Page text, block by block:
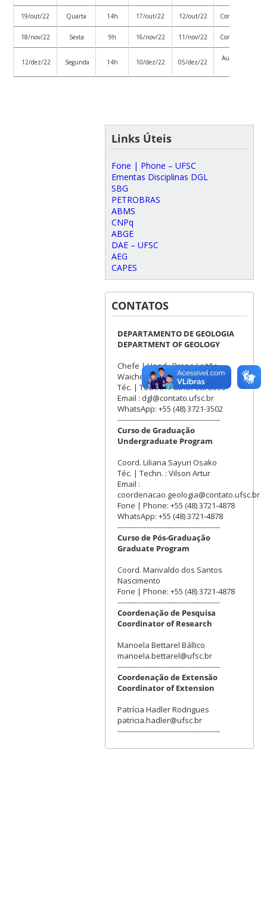
19/out/22 Quarta 14h 17/out/22 12/out/22 Conferenciaweb
18/nov/22 Sexta 9h 16/nov/22 11/nov/22 Conferenciaweb
12/dez/22 Segunda 14h 10/dez/22 05/dez/22
Auditório Bloco
Links Úteis
Fone | Phone – UFSC
Ementas Disciplinas DGL
SBG
PETROBRAS
ABMS
CNPq
ABGE
DAE – UFSC
AEG
CAPES
CONTATOS
DEPARTAMENTO DE GEOLOGIA
DEPARTMENT OF GEOLOGY
Chefe | Head : Breno Leitão
Waichel
Téc. | Techn. : Patrick Cardoso
Email : dgl@contato.ufsc.br
WhatsApp: +55 (48) 3721-3502
-------------------------------------------
Curso de Graduação
Undergraduate Program
Coord. Liliana Sayuri Osako
Téc. | Techn. : Vilson Artur
Email :
coordenacao.geologia@contato.ufsc.br
Fone | Phone: +55 (48) 3721-4878
WhatsApp: +55 (48) 3721-4878
-------------------------------------------
Curso de Pós-Graduação
Graduate Program
Coord. Marivaldo dos Santos
Nascimento
Fone | Phone: +55 (48) 3721-4878
-------------------------------------------
Coordenação de Pesquisa
Coordinator of Research
Manoela Bettarel Bállico
manoela.bettarel@ufsc.br
-------------------------------------------
Coordenação de Extensão
Coordinator of Extension
Patrícia Hadler Rodrigues
patricia.hadler@ufsc.br
-------------------------------------------